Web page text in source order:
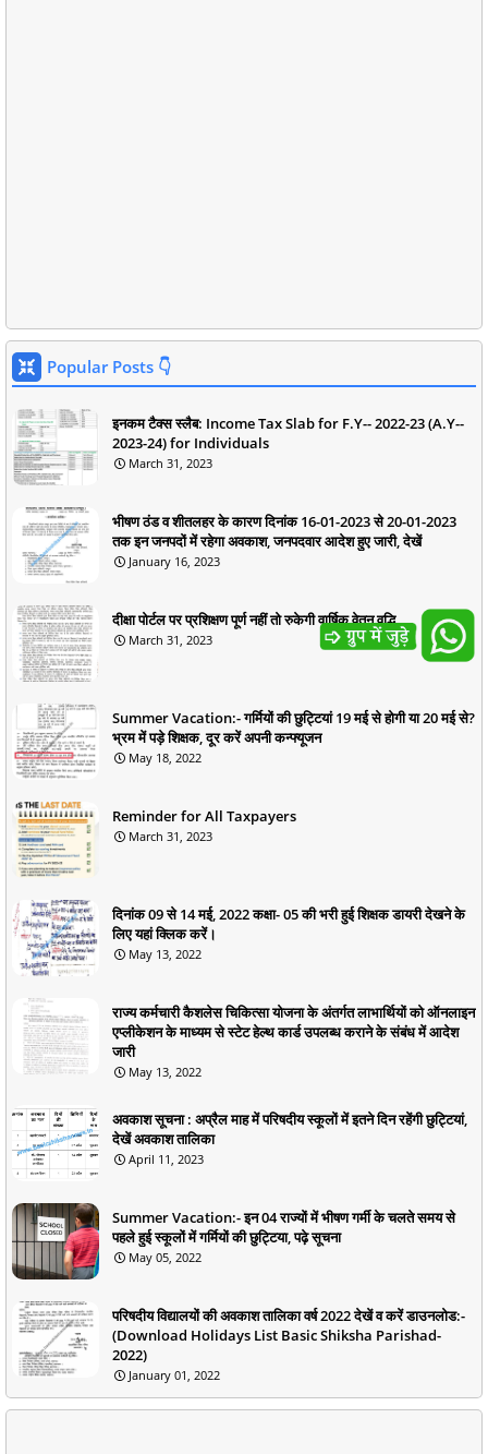
Popular Posts 👇
इनकम टैक्स स्लैब: Income Tax Slab for F.Y-- 2022-23 (A.Y--
2023-24) for Individuals
March 31, 2023
भीषण ठंड व शीतलहर के कारण दिनांक 16-01-2023 से 20-01-2023
तक इन जनपदों में रहेगा अवकाश, जनपदवार आदेश हुए जारी, देखें
January 16, 2023
दीक्षा पोर्टल पर प्रशिक्षण पूर्ण नहीं तो रुकेगी वार्षिक वेतन वृद्धि
March 31, 2023
Summer Vacation:- गर्मियों की छुट्टियां 19 मई से होगी या 20 मई से?
भ्रम में पड़े शिक्षक, दूर करें अपनी कन्फ्यूजन
May 18, 2022
Reminder for All Taxpayers
March 31, 2023
दिनांक 09 से 14 मई, 2022 कक्षा- 05 की भरी हुई शिक्षक डायरी देखने के
लिए यहां क्लिक करें।
May 13, 2022
राज्य कर्मचारी कैशलेस चिकित्सा योजना के अंतर्गत लाभार्थियों को ऑनलाइन
एप्लीकेशन के माध्यम से स्टेट हेल्थ कार्ड उपलब्ध कराने के संबंध में आदेश
जारी
May 13, 2022
अवकाश सूचना : अप्रैल माह में परिषदीय स्कूलों में इतने दिन रहेंगी छुट्टियां,
देखें अवकाश तालिका
April 11, 2023
Summer Vacation:- इन 04 राज्यों में भीषण गर्मी के चलते समय से
पहले हुई स्कूलों में गर्मियों की छुट्टिया, पढ़े सूचना
May 05, 2022
परिषदीय विद्यालयों की अवकाश तालिका वर्ष 2022 देखें व करें डाउनलोड:-
(Download Holidays List Basic Shiksha Parishad-
2022)
January 01, 2022